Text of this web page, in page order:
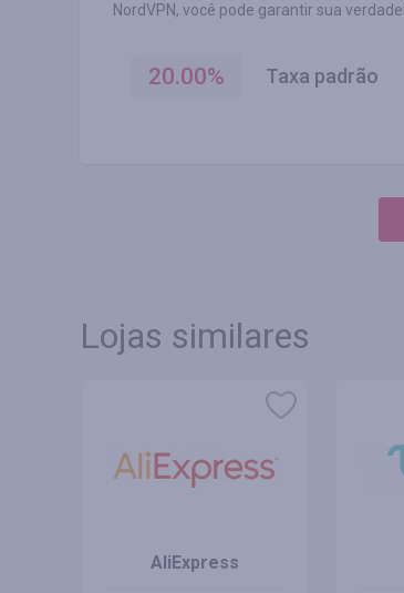
NordVPN, você pode garantir sua
20.00% Taxa padrão
Lojas similares
AliExpress